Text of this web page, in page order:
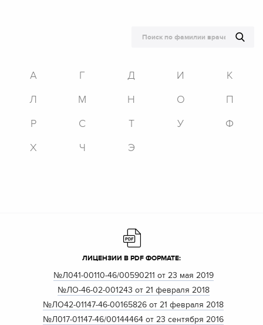
А Г Д И
К
Л
М Н О
П
Р
С Т У
Ф
Х
Ч Э
ЛИЦЕНЗИИ В PDF ФОРМАТЕ:
№Л041-00110-46/00590211 от 23 мая 2019
№ЛО-46-02-001243 от 21 февраля 2018
№ЛО42-01147-46-00165826 от 21 февраля 2018
№Л017-01147-46/00144464 от 23 сентября 2016